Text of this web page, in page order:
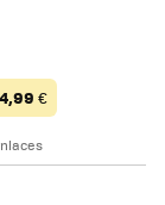
€